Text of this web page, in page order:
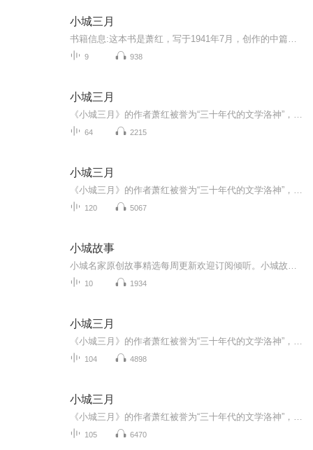
小城三月
9 938
小城三月
64 2215
小城三月
120 5067
小城故事
10 1934
小城三月
104 4898
小城三月
105 6470